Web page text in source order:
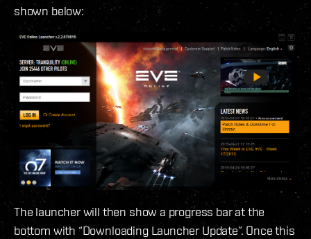
shown below:
The launcher will then show a progress bar at the
bottom with “Downloading Launcher Update”. Once this